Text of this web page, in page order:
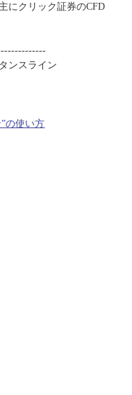
にクリック証券のCFD
ンスライン
の使い方